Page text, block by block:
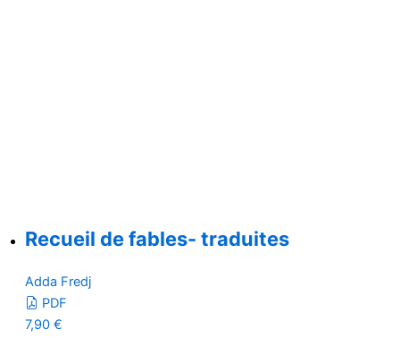
Recueil de fables- traduites
Adda Fredj
PDF
7,90 €